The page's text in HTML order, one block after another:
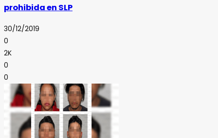
prohibida en SLP
30/12/2019
0
2K
0
0